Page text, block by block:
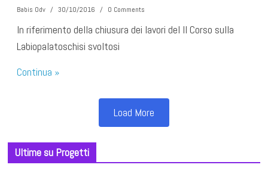
Babis Odv / 30/10/2016 / 0 Comments
In riferimento della chiusura dei lavori del II Corso sulla
Labiopalatoschisi svoltosi
Continua »
Load More
Ultime su Progetti